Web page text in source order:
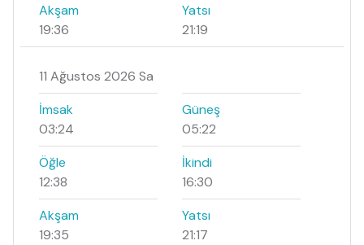
Akşam
19:36
Yatsı
21:19
11 Ağustos 2026 Sa
İmsak
03:24
Güneş
05:22
Öğle
12:38
İkindi
16:30
Akşam
19:35
Yatsı
21:17